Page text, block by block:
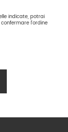
indicate, potrai
l'ordine